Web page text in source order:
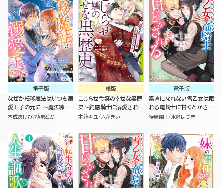
電子版
なぜか転移魔法はいつも溺
愛王子の元に ～魔法練習
中の皇女は、初恋こじらせ
ク版 （2）
木成あけび 植まどか
紙版
こじらせ令嬢の幸せな黒歴
史～鈍感騎士に溺愛される
ための秘密のアプローチ～
木箱キユ 六花きい
電子版
素直になれない雪乙女は眠
れる竜騎士に甘くとかされ
る コミック版 （1）
待鳥園子 水瀬はづき